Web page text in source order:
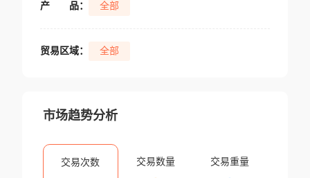
产 品： 全部
贸易区域： 全部
市场趋势分析
交易次数 交易数量 交易重量